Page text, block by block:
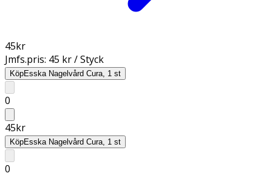
45kr
Jmfs.pris: 45 kr / Styck
KöpEsska Nagelvård Cura, 1 st
0
45kr
KöpEsska Nagelvård Cura, 1 st
0